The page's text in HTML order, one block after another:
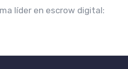
líder en escrow digital: